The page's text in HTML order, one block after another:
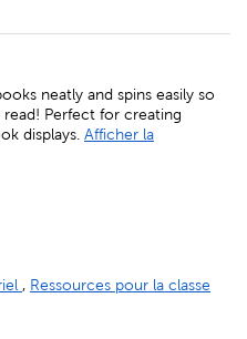
neatly and spins easily so
Perfect for creating
displays. Afficher la
, Ressources pour la classe